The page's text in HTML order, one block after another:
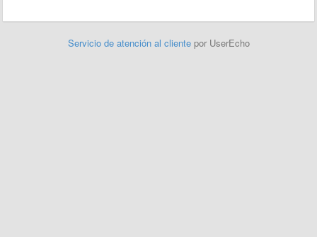
Servicio de atención al cliente por UserEcho